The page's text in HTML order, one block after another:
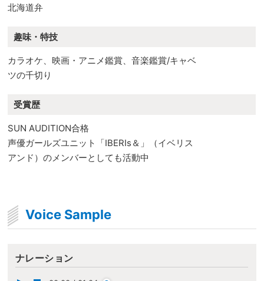
北海道弁
趣味・特技
カラオケ、映画・アニメ鑑賞、音楽鑑賞/キャベ
ツの千切り
受賞歴
SUN AUDITION合格
声優ガールズユニット「IBERIs＆」（イベリス
アンド）のメンバーとしても活動中
Voice Sample
ナレーション